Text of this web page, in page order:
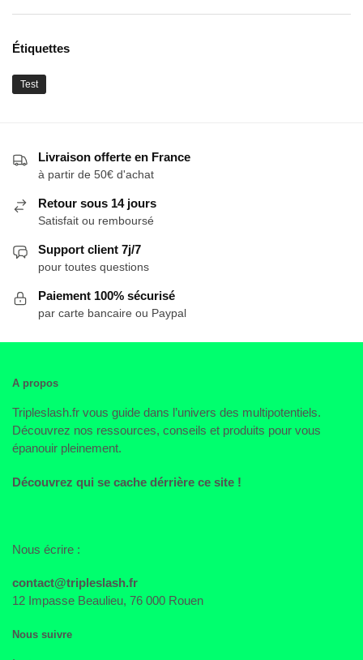
Étiquettes
Test
Livraison offerte en France
à partir de 50€ d'achat
Retour sous 14 jours
Satisfait ou remboursé
Support client 7j/7
pour toutes questions
Paiement 100% sécurisé
par carte bancaire ou Paypal
A propos
Tripleslash.fr vous guide dans l’univers des multipotentiels.
Découvrez nos ressources, conseils et produits pour vous
épanouir pleinement.
Découvrez qui se cache dérrière ce site !
Nous écrire :
contact@tripleslash.fr
12 Impasse Beaulieu, 76 000 Rouen
Nous suivre